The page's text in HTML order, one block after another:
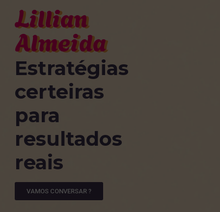
Lillian
Almeida
Estratégias
certeiras
para
resultados
reais
VAMOS CONVERSAR ?